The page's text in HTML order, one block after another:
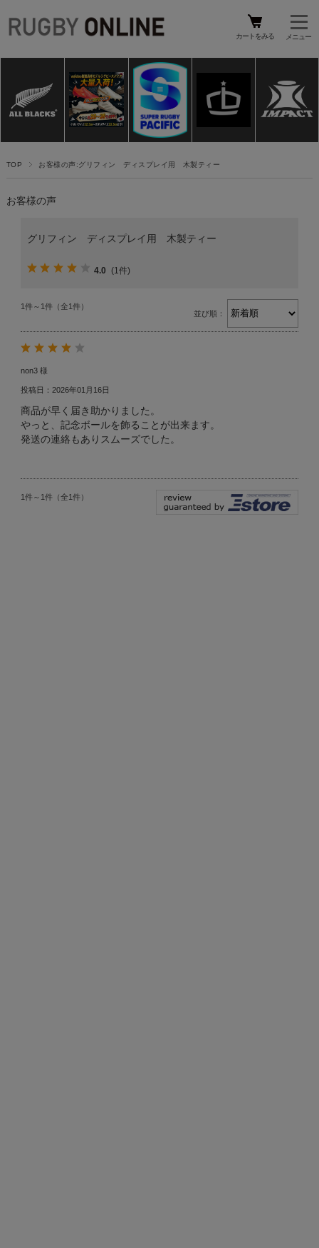
カートをみる
TOP お客様の声:グリフィン ディスプレイ用 木製ティー
お客様の声
グリフィン ディスプレイ用 木製ティー
4.0 (1件)
1件～1件（全1件）
並び順：
non3 様
投稿日：2026年01月16日
商品が早く届き助かりました。
やっと、記念ボールを飾ることが出来ます。
発送の連絡もありスムーズでした。
1件～1件（全1件）